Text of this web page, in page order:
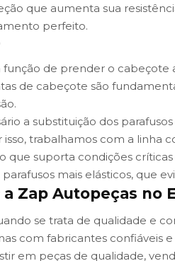
que aumenta sua
perfeito.
função de prender o
de cabeçote são
a substituição dos
trabalhamos com a linha
que suporta condições
mais elásticos, que
Zap Autopeças no
se trata de qualidade e
com fabricantes confiáveis e
em peças de qualidade,